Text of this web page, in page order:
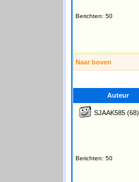
Berichten: 50
Naar boven
Auteur
SJAAK585 (68)
Berichten: 50